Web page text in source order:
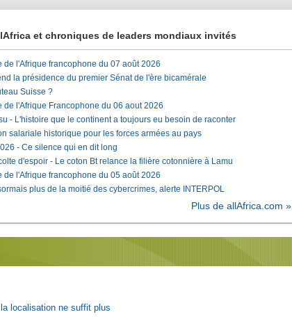
et chroniques de leaders mondiaux invités
de l'Afrique francophone du 07 août 2026
la présidence du premier Sénat de l'ère bicamérale
Suisse ?
de l'Afrique Francophone du 06 aout 2026
- L'histoire que le continent a toujours eu besoin de raconter
salariale historique pour les forces armées au pays
- Ce silence qui en dit long
d'espoir - Le coton Bt relance la filière cotonnière à Lamu
de l'Afrique francophone du 05 août 2026
plus de la moitié des cybercrimes, alerte INTERPOL
Plus de allAfrica.com »
localisation ne suffit plus